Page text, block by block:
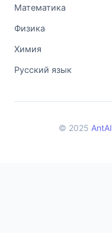
Математика
Физика
Химия
Русский язык
© 2025 AntAI